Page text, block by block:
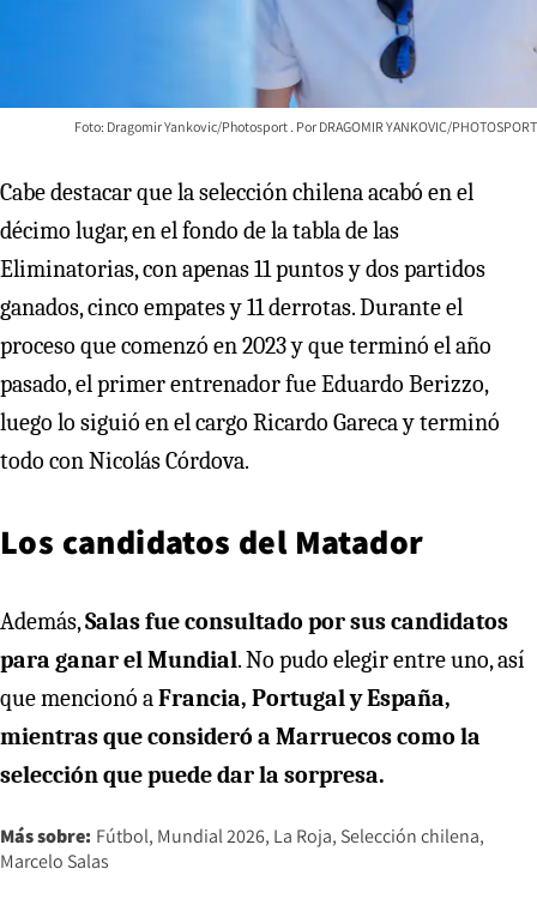
Foto: Dragomir Yankovic/Photosport DRAGOMIR YANKOVIC/PHOTOSPORT
Cabe destacar que la selección chilena acabó en el
décimo lugar, en el fondo de la tabla de las
Eliminatorias, con apenas 11 puntos y dos partidos
ganados, cinco empates y 11 derrotas. Durante el
proceso que comenzó en 2023 y que terminó el año
pasado, el primer entrenador fue Eduardo Berizzo,
luego lo siguió en el cargo Ricardo Gareca y terminó
todo con Nicolás Córdova.
Los candidatos del Matador
Además,Salas fue consultado por sus candidatos
para ganar el Mundial. No pudo elegir entre uno, así
que mencionó a Francia, Portugal y España,
mientras que consideró a Marruecos como la
selección que puede dar la sorpresa.
Más sobre: Fútbol Mundial 2026 La Roja Selección chilena
Marcelo Salas